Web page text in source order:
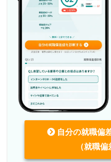
自分の就職偏
（就職偏